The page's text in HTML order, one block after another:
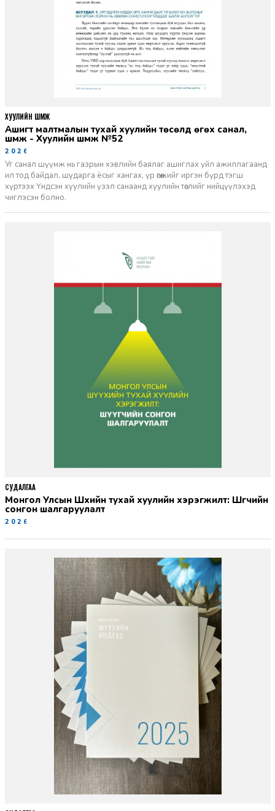
Ашигт малтмалын тухай хуулийн төсөлд өгөх санал,
шүүмж - Хуулийн шүүмж №52
2026-06-29
Уг санал шүүмж нь газрын хэвлийн баялаг ашиглах үйл ажиллагаанд
ил тод байдал, шударга ёсыг хангах, үр өгөөжийг иргэн бүрд тэгш
хүртээх Үндсэн хуулийн үзэл санаанд хуулийн төслийг нийцүүлэхэд
чиглэсэн болно.
ХУУЛИЙН ШҮҮМЖ
Монгол Улсын Шүүхийн тухай хуулийн хэрэгжилт: Шүүгчийн
сонгон шалгаруулалт
2026-06-19
СУДАЛГАА